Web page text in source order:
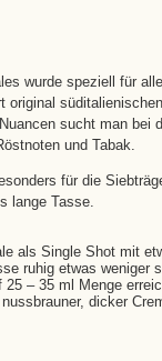
wurde speziell für
original
sucht man bei
und Tabak.
für die
lange Tasse.
als Single Shot mit
ruhig etwas weniger
25 – 35 ml Menge
dicker